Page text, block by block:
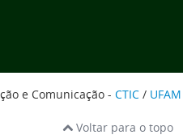
e Comunicação - CTIC / UFAM
Voltar para o topo